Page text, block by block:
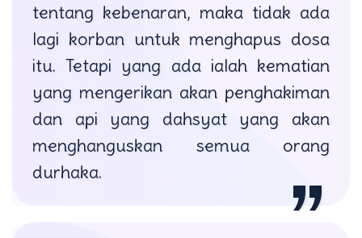
tentang kebenaran, maka tidak ada
lagi korban untuk menghapus dosa
itu. Tetapi yang ada ialah kematian
yang mengerikan akan penghakiman
dan api yang dahsyat yang akan
menghanguskan semua orang
durhaka.